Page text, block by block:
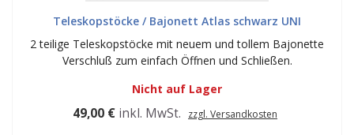
Teleskopstöcke / Bajonett Atlas schwarz UNI
2 teilige Teleskopstöcke mit neuem und tollem Bajonette
Verschluß zum einfach Öffnen und Schließen.
Nicht auf Lager
49,00 € inkl. MwSt. zzgl. Versandkosten